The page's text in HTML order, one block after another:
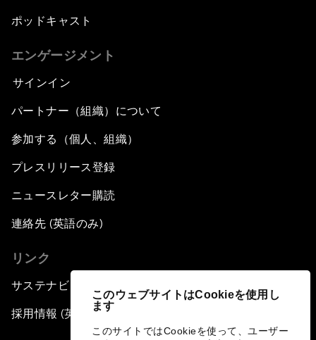
このウェブサイトはCookieを使用し
ます
このサイトではCookieを使って、ユーザー
ポッドキャスト
エンゲージメント
サインイン
パートナー（組織）について
参加する（個人、組織）
プレスリリース登録
ニュースレター購読
連絡先 (英語のみ)
リンク
サステナビリティへの取り組み
採用情報 (英語のみ)